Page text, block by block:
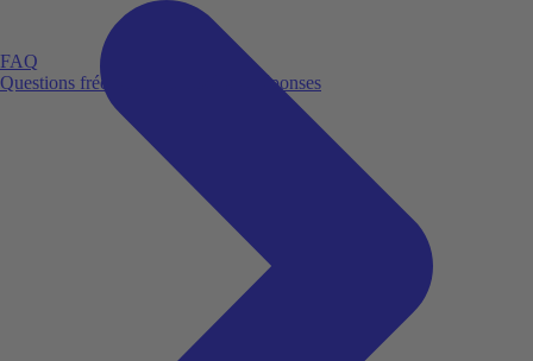
FAQ
Questions fréquemment posées et réponses